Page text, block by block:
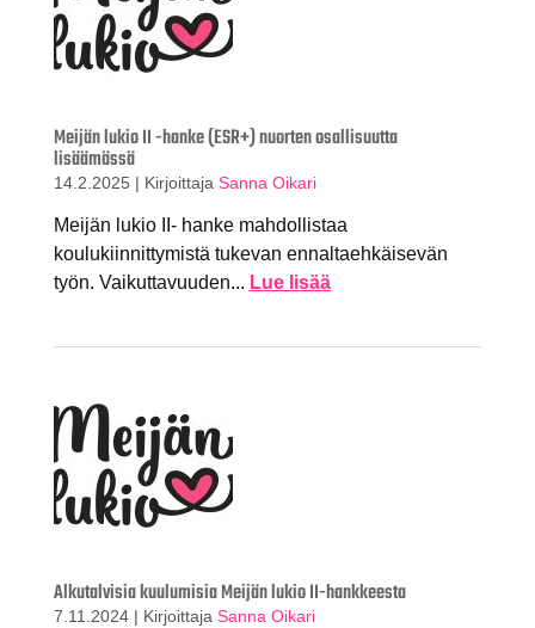
Meijän lukio II -hanke (ESR+) nuorten osallisuutta
lisäämässä
14.2.2025 | Kirjoittaja Sanna Oikari
Meijän lukio II- hanke mahdollistaa
koulukiinnittymistä tukevan ennaltaehkäisevän
työn. Vaikuttavuuden... Lue lisää
Alkutalvisia kuulumisia Meijän lukio II-hankkeesta
7.11.2024 | Kirjoittaja Sanna Oikari